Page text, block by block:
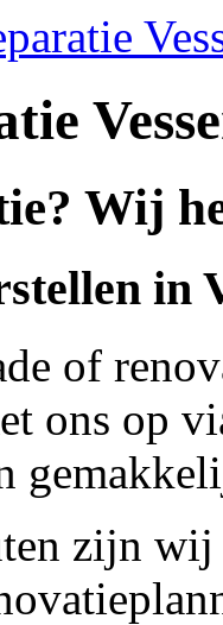
Wij
in
of
ons op
zijn wij